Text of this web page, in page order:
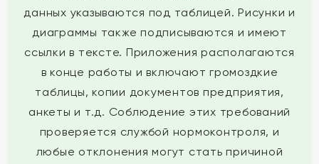
данных указываются под таблицей. Рисунки и
диаграммы также подписываются и имеют
ссылки в тексте. Приложения располагаются
в конце работы и включают громоздкие
таблицы, копии документов предприятия,
анкеты и т.д. Соблюдение этих требований
проверяется службой нормоконтроля, и
любые отклонения могут стать причиной